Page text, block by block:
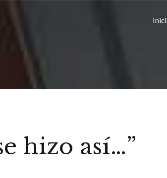
hizo así…”